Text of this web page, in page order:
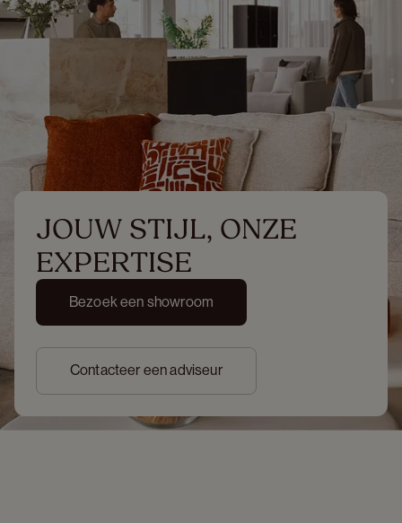
JOUW STIJL, ONZE
EXPERTISE
Bezoek een showroom
Contacteer een adviseur